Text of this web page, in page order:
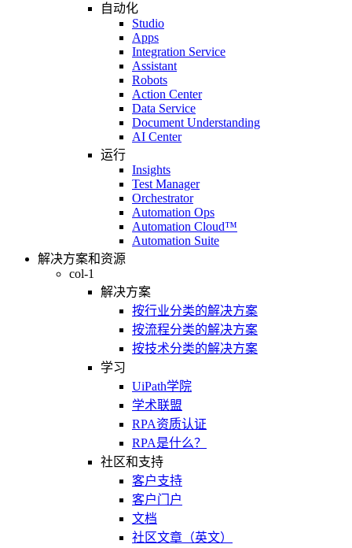
自动化
Studio
Apps
Integration Service
Assistant
Robots
Action Center
Data Service
Document Understanding
AI Center
运行
Insights
Test Manager
Orchestrator
Automation Ops
Automation Cloud™
Automation Suite
解决方案和资源
col-1
解决方案
按行业分类的解决方案
按流程分类的解决方案
按技术分类的解决方案
学习
UiPath学院
学术联盟
RPA资质认证
RPA是什么？
社区和支持
客户支持
客户门户
文档
社区文章（英文）